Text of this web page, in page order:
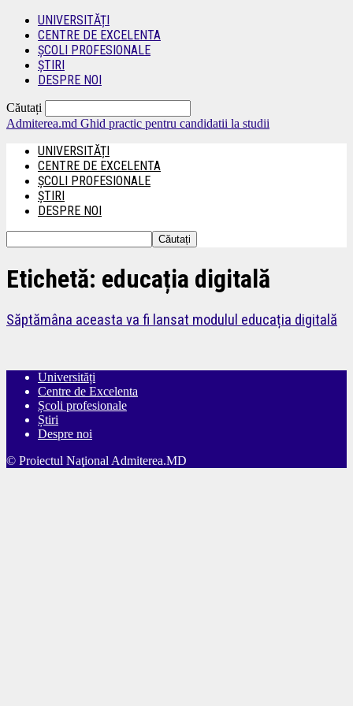
UNIVERSITĂȚI
CENTRE DE EXCELENTA
ȘCOLI PROFESIONALE
ȘTIRI
DESPRE NOI
Căutați
Admiterea.md Ghid practic pentru candidatii la studii
UNIVERSITĂȚI
CENTRE DE EXCELENTA
ȘCOLI PROFESIONALE
ȘTIRI
DESPRE NOI
Etichetă: educația digitală
Săptămâna aceasta va fi lansat modulul educația digitală
Universități
Centre de Excelenta
Școli profesionale
Știri
Despre noi
© Proiectul Naţional Admiterea.MD